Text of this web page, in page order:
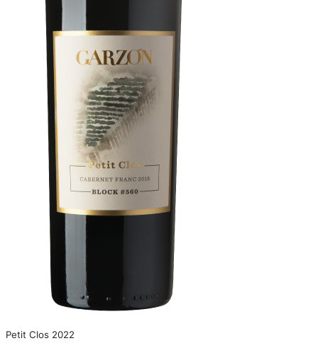
Petit Clos 2022